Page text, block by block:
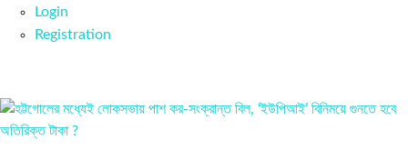
Login
Registration